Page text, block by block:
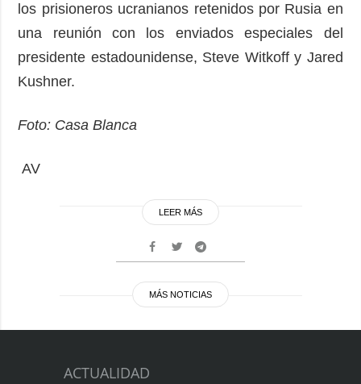
los prisioneros ucranianos retenidos por Rusia en
una reunión con los enviados especiales del
presidente estadounidense, Steve Witkoff y Jared
Kushner.
Foto: Casa Blanca
AV
LEER MÁS
MÁS NOTICIAS
ACTUALIDAD